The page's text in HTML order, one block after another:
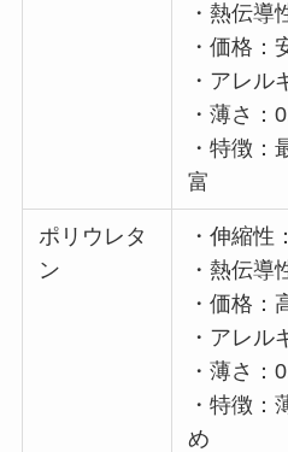
・熱伝
・価格：
・アレル
・薄さ：
・特徴：
富
ポリウレタ
ン
・伸縮
・熱伝
・価格：
・アレル
・薄さ：
・特徴：
め